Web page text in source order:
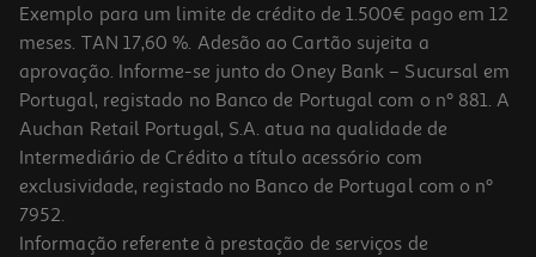
-35%
Exemplo para um limite de crédito de 1.500€ pago em 12
meses. TAN 17,60 %. Adesão ao Cartão sujeita a
aprovação. Informe-se junto do Oney Bank – Sucursal em
Portugal, registado no Banco de Portugal com o nº 881. A
Auchan Retail Portugal, S.A. atua na qualidade de
Intermediário de Crédito a título acessório com
exclusividade, registado no Banco de Portugal com o nº
7952.
Informação referente à prestação de serviços de